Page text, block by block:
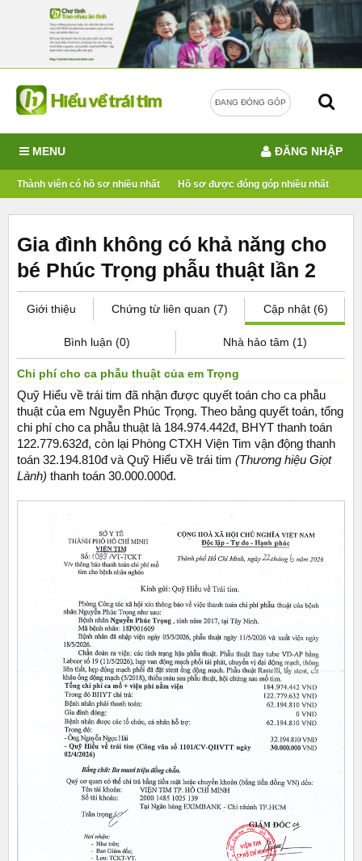
ĐANG ĐÓNG GÓP
MENU
Thành viên có hồ sơ nhiều nhất Hồ sơ được đóng góp nhiều nhất
ĐĂNG NHẬP
Gia đình không có khả năng cho
bé Phúc Trọng phẫu thuật lần 2
Giới thiệu Chứng từ liên quan (7) Cập nhật (6)
Bình luận (0) Nhà hảo tâm (1)
Chi phí cho ca phẫu thuật của em Trọng
Quỹ Hiểu về trái tim đã nhận được quyết toán cho ca phẫu
thuật của em Nguyễn Phúc Trọng. Theo bảng quyết toán, tổng
chi phí cho ca phẫu thuật là 184.974.442đ, BHYT thanh toán
122.779.632đ, còn lại Phòng CTXH Viện Tim vận động thanh
toán 32.194.810đ và Quỹ Hiểu về trái tim (Thương hiệu Giọt
Lành) thanh toán 30.000.000đ.